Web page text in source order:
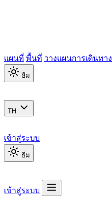
แผนที่ พื้นที่ วางแผนการเดินทาง
ธีม
TH
เข้าสู่ระบบ
ธีม
เข้าสู่ระบบ